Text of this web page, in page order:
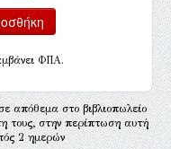
ΦΠΑ.
απόθεμα στο βιβλιοπωλείο
τους, στην περίπτωση αυτή
2 ημερών